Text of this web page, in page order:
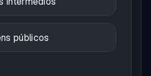
públicos